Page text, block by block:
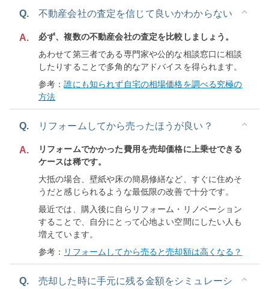
Q. 不動産会社の査定を信じて良いかわからない
A.
必ず、複数の不動産会社の査定を比較しましょう。
あわせて第三者である専門家や公的な相談窓口に相談
したりすることで多角的なアドバイスを得られます。
参考：誰にも知られず自宅の相場価格を調べる究極の
方法
Q. リフォームしてから売ったほうが良い？
A.
リフォームでかかった費用を売却価格に上乗せできる
ケースは稀です。
大抵の場合、壁紙や床の簡易修繕など、すぐに住めそ
うだと感じられるような最低限の改善で十分です。
最近では、購入後に自らリフォーム・リノベーション
することで、自分にとって心地よい空間にしたい人も
増えています。
参考： リフォームしてから売ると売却額は高くなる？
Q.
売却した時に手元に残る金額をシミュレーシ